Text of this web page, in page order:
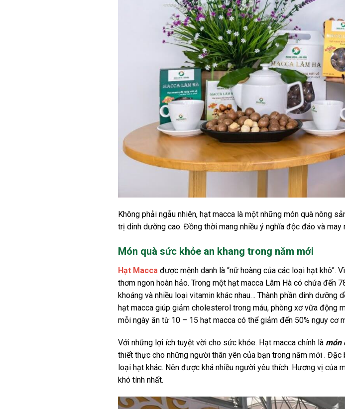
Không phải ngẫu nhiên, hạt macca là một những món quà nông
trị dinh dưỡng cao. Đồng thời mang nhiều ý nghĩa độc đáo và
Món quà sức khỏe an khang trong năm mới
Hạt Macca được mệnh danh là “nữ hoàng của các loại hạt khô”.
thơm ngon hoàn hảo. Trong một hạt macca Lâm Hà có chứa đến
khoáng và nhiều loại vitamin khác nhau… Thành phần dinh dưỡng
hạt macca giúp giảm cholesterol trong máu, phòng xơ vữa động
mỗi ngày ăn từ 10 – 15 hạt macca có thể giảm đến 50% nguy cơ
Với những lợi ích tuyệt vời cho sức khỏe. Hạt macca chính là món
thiết thực cho những người thân yên của bạn trong năm mới .
loại hạt khác. Nên được khá nhiều người yêu thích. Hương vị của
khó tính nhất.